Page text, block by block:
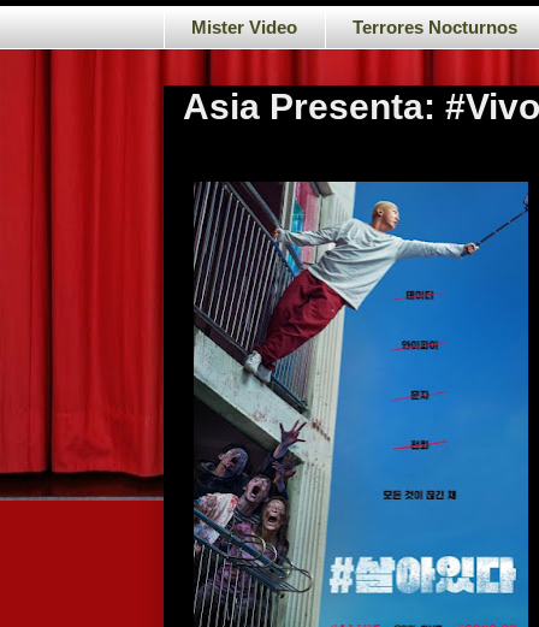
Mister Video Terrores Nocturnos
Asia Presenta: